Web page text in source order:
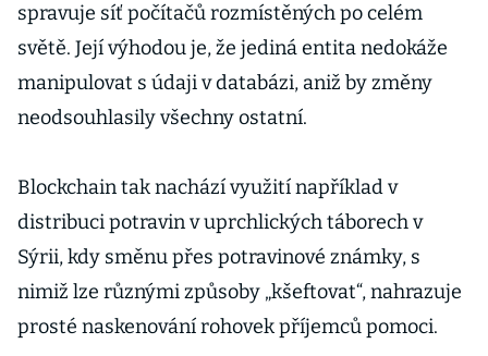
spravuje síť počítačů rozmístěných po celém
světě. Její výhodou je, že jediná entita nedokáže
manipulovat s údaji v databázi, aniž by změny
neodsouhlasily všechny ostatní.
Blockchain tak nachází využití například v
distribuci potravin v uprchlických táborech v
Sýrii, kdy směnu přes potravinové známky, s
nimiž lze různými způsoby „kšeftovat“, nahrazuje
prosté naskenování rohovek příjemců pomoci.